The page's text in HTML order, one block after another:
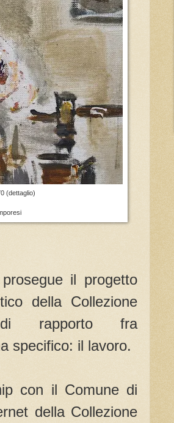
(dettaglio)
il progetto
della Collezione
rapporto fra
specifico: il lavoro.
con il Comune di
della Collezione